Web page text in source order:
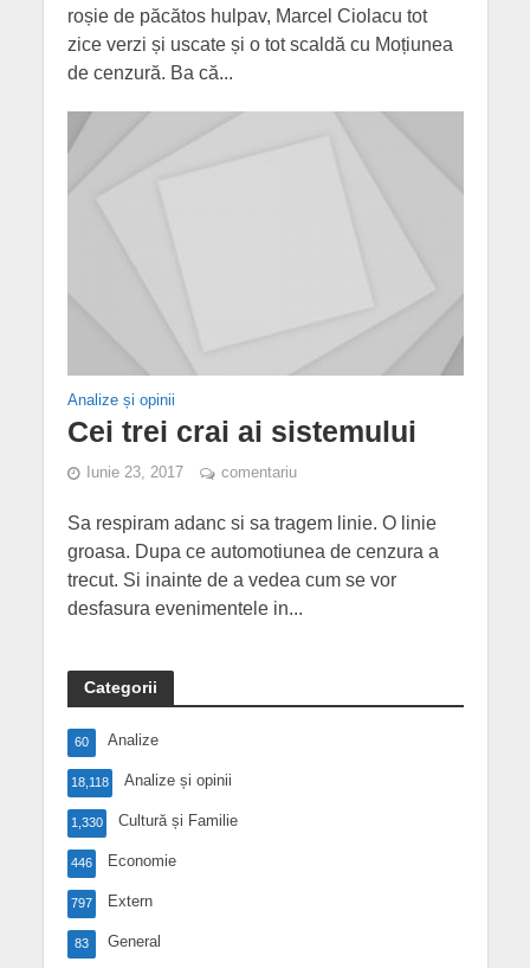
roșie de păcătos hulpav, Marcel Ciolacu tot
zice verzi și uscate și o tot scaldă cu Moțiunea
de cenzură. Ba că...
Analize și opinii
Cei trei crai ai sistemului
Iunie 23, 2017 comentariu
Sa respiram adanc si sa tragem linie. O linie
groasa. Dupa ce automotiunea de cenzura a
trecut. Si inainte de a vedea cum se vor
desfasura evenimentele in...
Categorii
Analize
60
Analize și opinii
18,118
Cultură și Familie
1,330
Economie
446
Extern
797
General
83